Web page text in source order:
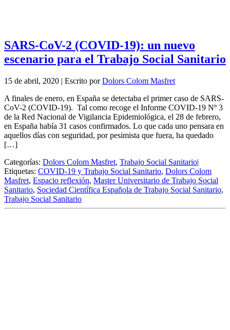
SARS-CoV-2 (COVID-19): un nuevo
escenario para el Trabajo Social Sanitario
15 de abril, 2020 | Escrito porDolors Colom Masfret
A finales de enero, en España se detectaba el primer caso de SARS-
CoV-2 (COVID-19). Tal como recoge el Informe COVID-19 Nº 3
de la Red Nacional de Vigilancia Epidemiológica, el 28 de febrero,
en España había 31 casos confirmados. Lo que cada uno pensara en
aquellos días con seguridad, por pesimista que fuera, ha quedado
[…]
Categorías: Dolors Colom Masfret, Trabajo Social Sanitario|
Etiquetas: COVID-19 y Trabajo Social Sanitario, Dolors Colom
Masfret, Espacio reflexión, Master Universitario de Trabajo Social
Sanitario, Sociedad Científica Española de Trabajo Social Sanitario,
Trabajo Social Sanitario